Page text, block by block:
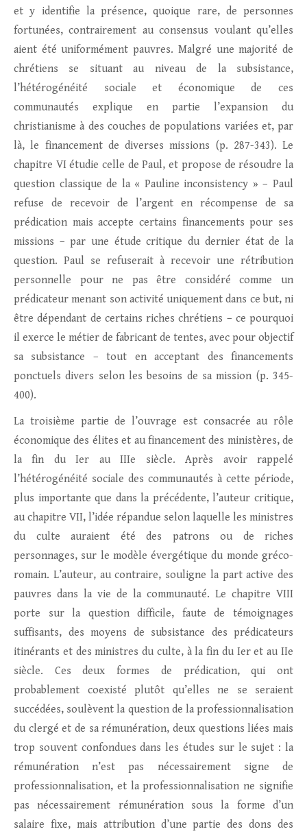
et y identifie la présence, quoique rare, de personnes
fortunées, contrairement au consensus voulant qu’elles
aient été uniformément pauvres. Malgré une majorité de
chrétiens se situant au niveau de la subsistance,
l’hétérogénéité sociale et économique de ces
communautés explique en partie l’expansion du
christianisme à des couches de populations variées et, par
là, le financement de diverses missions (p. 287-343). Le
chapitre VI étudie celle de Paul, et propose de résoudre la
question classique de la « Pauline inconsistency » – Paul
refuse de recevoir de l’argent en récompense de sa
prédication mais accepte certains financements pour ses
missions – par une étude critique du dernier état de la
question. Paul se refuserait à recevoir une rétribution
personnelle pour ne pas être considéré comme un
prédicateur menant son activité uniquement dans ce but, ni
être dépendant de certains riches chrétiens – ce pourquoi
il exerce le métier de fabricant de tentes, avec pour objectif
sa subsistance – tout en acceptant des financements
ponctuels divers selon les besoins de sa mission (p. 345-
400).
La troisième partie de l’ouvrage est consacrée au rôle
économique des élites et au financement des ministères, de
la fin du Ier au IIIe siècle. Après avoir rappelé
l’hétérogénéité sociale des communautés à cette période,
plus importante que dans la précédente, l’auteur critique,
au chapitre VII, l’idée répandue selon laquelle les ministres
du culte auraient été des patrons ou de riches
personnages, sur le modèle évergétique du monde gréco-
romain. L’auteur, au contraire, souligne la part active des
pauvres dans la vie de la communauté. Le chapitre VIII
porte sur la question difficile, faute de témoignages
suffisants, des moyens de subsistance des prédicateurs
itinérants et des ministres du culte, à la fin du Ier et au IIe
siècle. Ces deux formes de prédication, qui ont
probablement coexisté plutôt qu’elles ne se seraient
succédées, soulèvent la question de la professionnalisation
du clergé et de sa rémunération, deux questions liées mais
trop souvent confondues dans les études sur le sujet : la
rémunération n’est pas nécessairement signe de
professionnalisation, et la professionnalisation ne signifie
pas nécessairement rémunération sous la forme d’un
salaire fixe, mais attribution d’une partie des dons des